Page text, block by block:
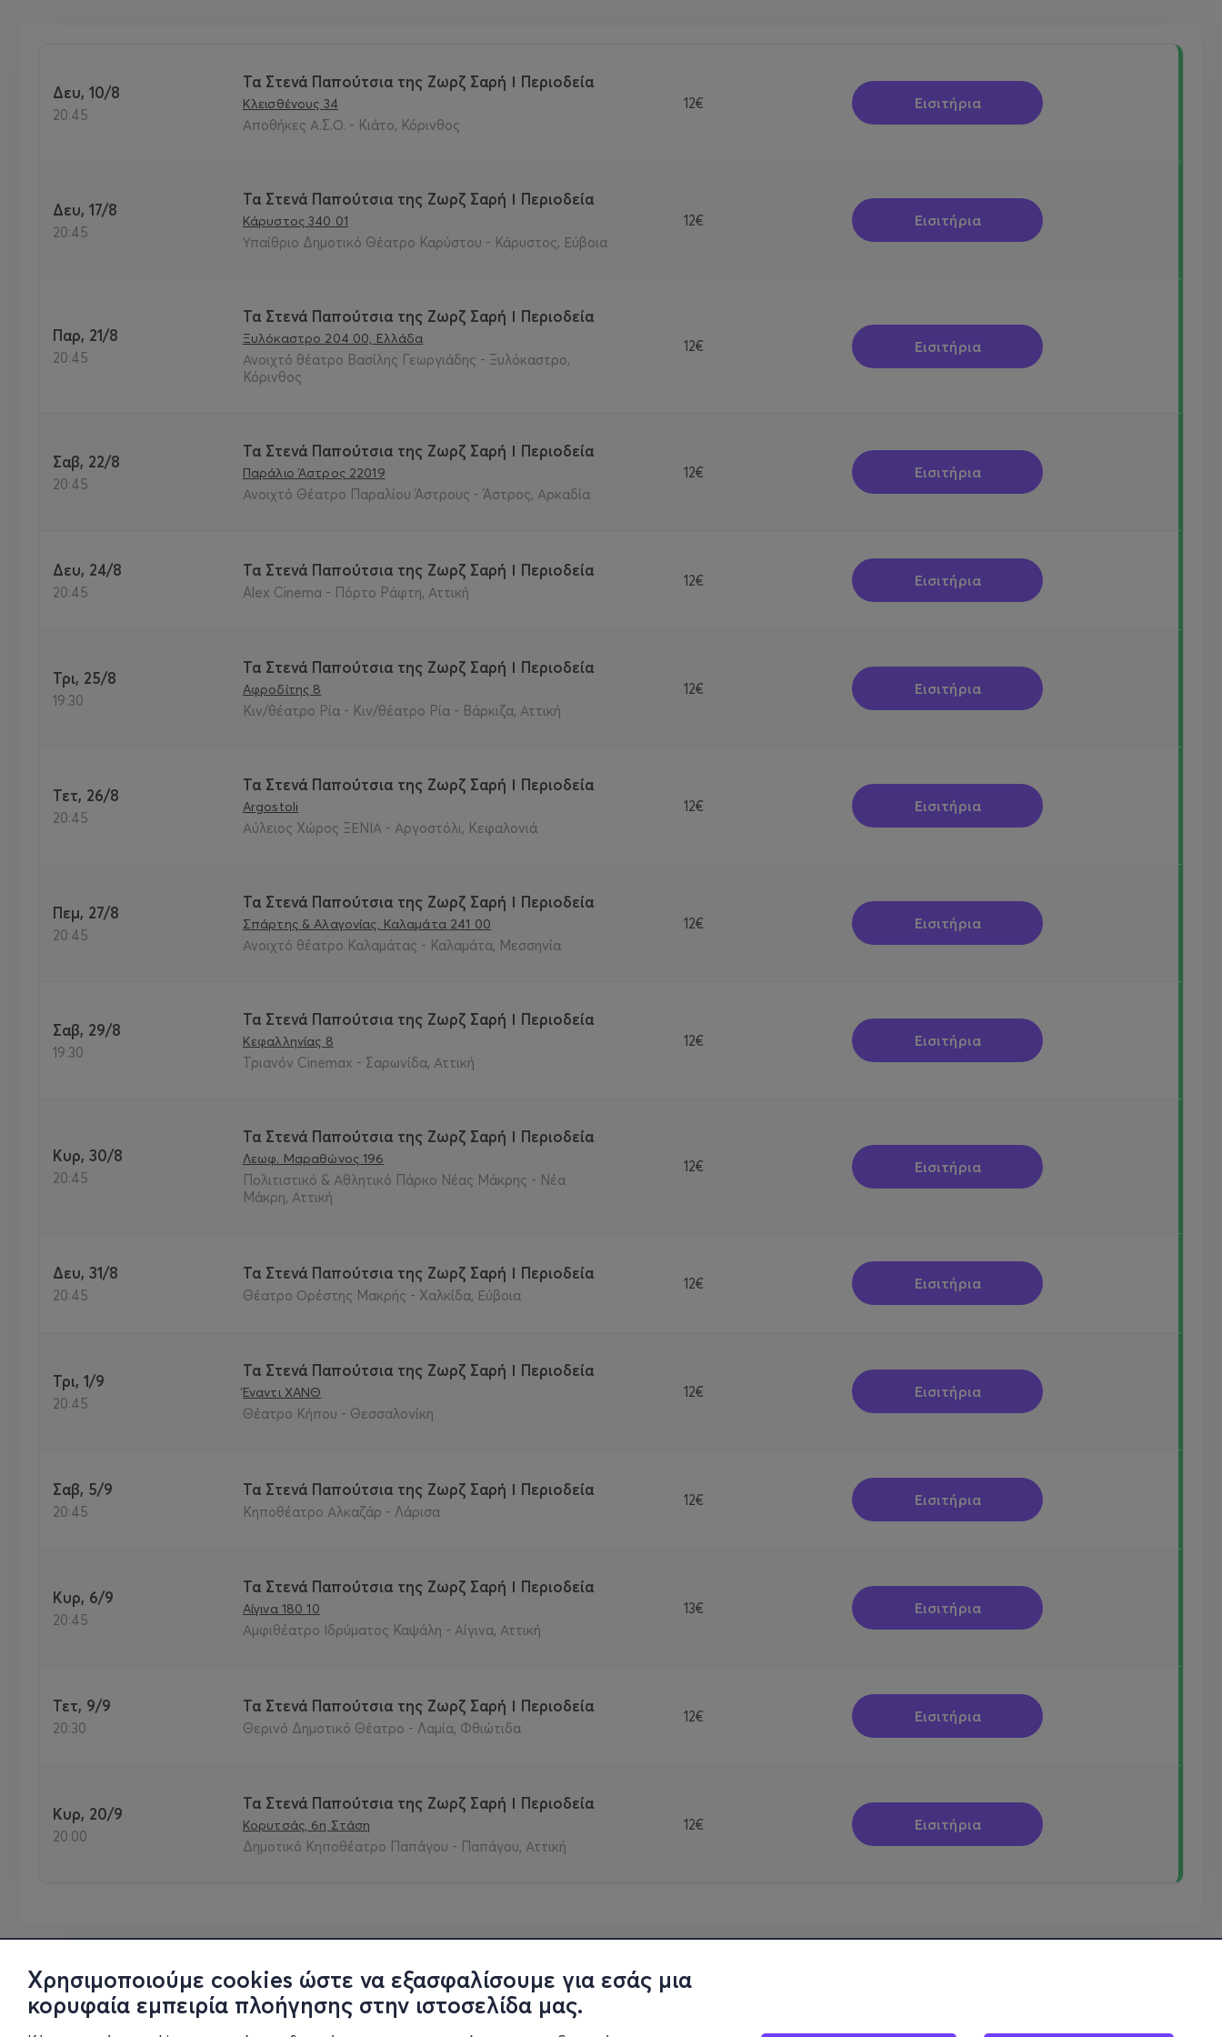
Χρησιμοποιούμε cookies ώστε να εξασφαλίσουμε για εσάς μια
κορυφαία εμπειρία πλοήγησης στην ιστοσελίδα μας.
Δευ, 10/8
20:45
Τα Στενά Παπούτσια της Ζωρζ Σαρή Ι Περιοδεία
Κλεισθένους 34
Αποθήκες Α.Σ.Ο. - Κιάτο, Κόρινθος
12€ Εισιτήρια
Δευ, 17/8
20:45
Τα Στενά Παπούτσια της Ζωρζ Σαρή Ι Περιοδεία
Κάρυστος 340 01
Υπαίθριο Δημοτικό Θέατρο Καρύστου - Κάρυστος, Εύβοια
12€ Εισιτήρια
Παρ, 21/8
20:45
Τα Στενά Παπούτσια της Ζωρζ Σαρή Ι Περιοδεία
Ξυλόκαστρο 204 00, Ελλάδα
Ανοιχτό θέατρο Βασίλης Γεωργιάδης - Ξυλόκαστρο,
Κόρινθος
12€ Εισιτήρια
Σαβ, 22/8
20:45
Τα Στενά Παπούτσια της Ζωρζ Σαρή Ι Περιοδεία
Παράλιο Άστρος 22019
Ανοιχτό Θέατρο Παραλίου Άστρους - Άστρος, Αρκαδία
12€ Εισιτήρια
Δευ, 24/8
20:45
Τα Στενά Παπούτσια της Ζωρζ Σαρή Ι Περιοδεία
Alex Cinema - Πόρτο Ράφτη, Αττική
12€ Εισιτήρια
Τρι, 25/8
19:30
Τα Στενά Παπούτσια της Ζωρζ Σαρή Ι Περιοδεία
Αφροδίτης 8
Κιν/θέατρο Ρία - Κιν/θέατρο Ρία - Βάρκιζα, Αττική
12€ Εισιτήρια
Τετ, 26/8
20:45
Τα Στενά Παπούτσια της Ζωρζ Σαρή Ι Περιοδεία
Argostoli
Αύλειος Χώρος ΞΕΝΙΑ - Αργοστόλι, Κεφαλονιά
12€ Εισιτήρια
Πεμ, 27/8
20:45
Τα Στενά Παπούτσια της Ζωρζ Σαρή Ι Περιοδεία
Σπάρτης & Αλαγονίας, Καλαμάτα 241 00
Ανοιχτό θέατρο Καλαμάτας - Καλαμάτα, Μεσσηνία
12€ Εισιτήρια
Σαβ, 29/8
19:30
Τα Στενά Παπούτσια της Ζωρζ Σαρή Ι Περιοδεία
Κεφαλληνίας 8
Τριανόν Cinemax - Σαρωνίδα, Αττική
12€ Εισιτήρια
Κυρ, 30/8
20:45
Τα Στενά Παπούτσια της Ζωρζ Σαρή Ι Περιοδεία
Λεωφ. Μαραθώνος 196
Πολιτιστικό & Αθλητικό Πάρκο Νέας Μάκρης - Νέα
Μάκρη, Αττική
12€ Εισιτήρια
Δευ, 31/8
20:45
Τα Στενά Παπούτσια της Ζωρζ Σαρή Ι Περιοδεία
Θέατρο Ορέστης Μακρής - Χαλκίδα, Εύβοια
12€ Εισιτήρια
Τρι, 1/9
20:45
Τα Στενά Παπούτσια της Ζωρζ Σαρή Ι Περιοδεία
Έναντι ΧΑΝΘ
Θέατρο Κήπου - Θεσσαλονίκη
12€ Εισιτήρια
Σαβ, 5/9
20:45
Τα Στενά Παπούτσια της Ζωρζ Σαρή Ι Περιοδεία
Κηποθέατρο Αλκαζάρ - Λάρισα
12€ Εισιτήρια
Κυρ, 6/9
20:45
Τα Στενά Παπούτσια της Ζωρζ Σαρή Ι Περιοδεία
Αίγινα 180 10
Αμφιθέατρο Ιδρύματος Καψάλη - Αίγινα, Αττική
13€ Εισιτήρια
Τετ, 9/9
20:30
Τα Στενά Παπούτσια της Ζωρζ Σαρή Ι Περιοδεία
Θερινό Δημοτικό Θέατρο - Λαμία, Φθιώτιδα
12€ Εισιτήρια
Κυρ, 20/9
20:00
Τα Στενά Παπούτσια της Ζωρζ Σαρή Ι Περιοδεία
Κορυτσάς, 6η Στάση
Δημοτικό Κηποθέατρο Παπάγου - Παπάγου, Αττική
12€ Εισιτήρια